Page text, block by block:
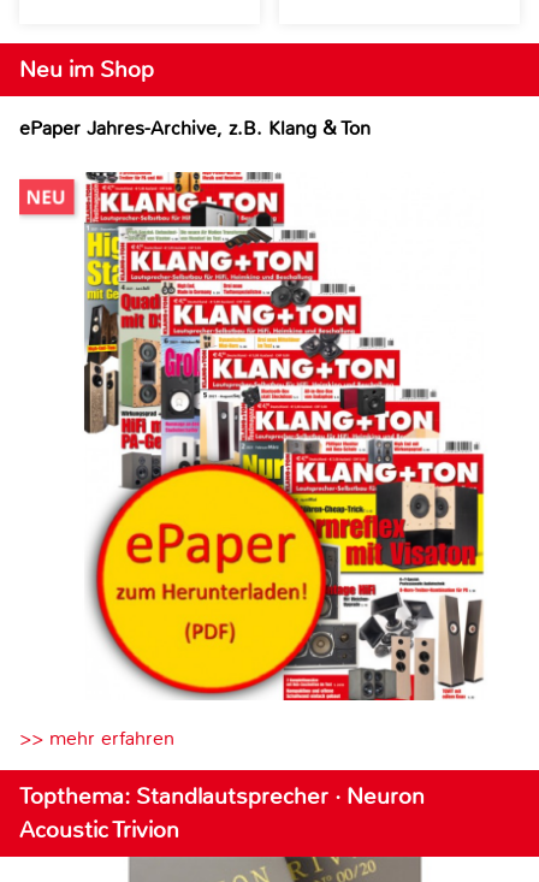
Neu im Shop
ePaper Jahres-Archive, z.B. Klang & Ton
>> mehr erfahren
Topthema: Standlautsprecher · Neuron
Acoustic Trivion